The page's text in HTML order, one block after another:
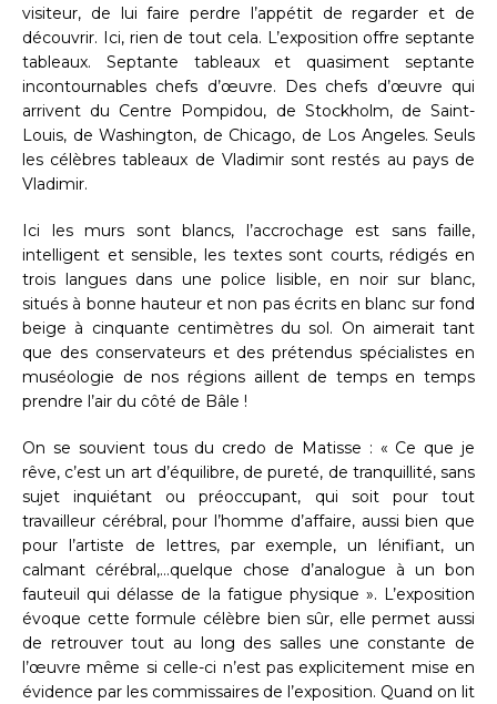
visiteur, de lui faire perdre l’appétit de regarder et de
découvrir. Ici, rien de tout cela. L’exposition offre septante
tableaux. Septante tableaux et quasiment septante
incontournables chefs d’œuvre. Des chefs d’œuvre qui
arrivent du Centre Pompidou, de Stockholm, de Saint-
Louis, de Washington, de Chicago, de Los Angeles. Seuls
les célèbres tableaux de Vladimir sont restés au pays de
Vladimir.
Ici les murs sont blancs, l’accrochage est sans faille,
intelligent et sensible, les textes sont courts, rédigés en
trois langues dans une police lisible, en noir sur blanc,
situés à bonne hauteur et non pas écrits en blanc sur fond
beige à cinquante centimètres du sol. On aimerait tant
que des conservateurs et des prétendus spécialistes en
muséologie de nos régions aillent de temps en temps
prendre l’air du côté de Bâle !
On se souvient tous du credo de Matisse : « Ce que je
rêve, c’est un art d’équilibre, de pureté, de tranquillité, sans
sujet inquiétant ou préoccupant, qui soit pour tout
travailleur cérébral, pour l’homme d’affaire, aussi bien que
pour l’artiste de lettres, par exemple, un lénifiant, un
calmant cérébral,…quelque chose d’analogue à un bon
fauteuil qui délasse de la fatigue physique ». L’exposition
évoque cette formule célèbre bien sûr, elle permet aussi
de retrouver tout au long des salles une constante de
l’œuvre même si celle-ci n’est pas explicitement mise en
évidence par les commissaires de l’exposition. Quand on lit